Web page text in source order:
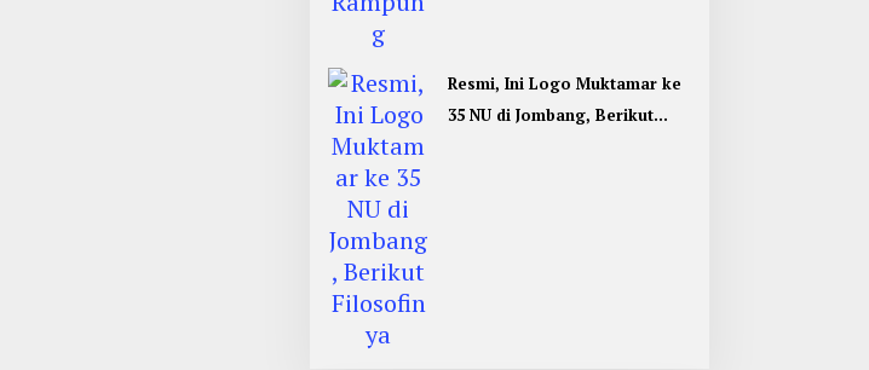
Resmi, Ini Logo Muktamar ke
35 NU di Jombang, Berikut